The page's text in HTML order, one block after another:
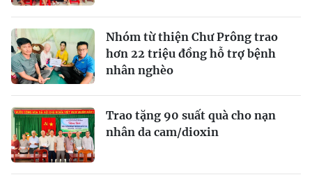
Nhóm từ thiện Chư Prông trao
hơn 22 triệu đồng hỗ trợ bệnh
nhân nghèo
Trao tặng 90 suất quà cho nạn
nhân da cam/dioxin